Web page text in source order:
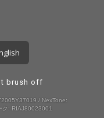
brush off
/ NexTone:
: RIAJ80023001